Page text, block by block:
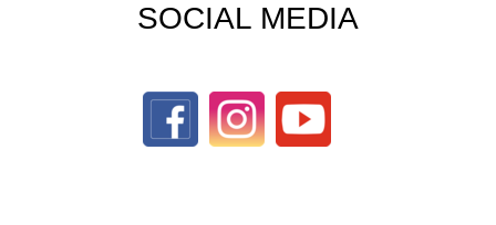
SOCIAL MEDIA